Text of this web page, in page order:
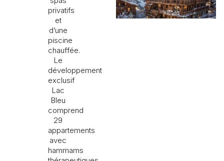
privatifs
et
d’une
piscine
chauffée.
Le
développement
exclusif
Lac
Bleu
comprend
29
appartements
avec
hammams